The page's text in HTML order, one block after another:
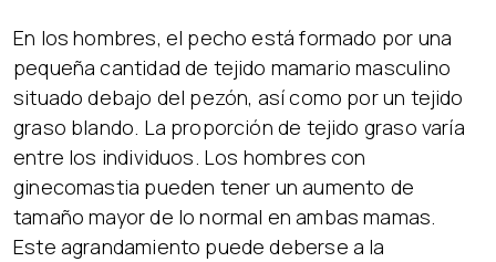
En los hombres, el pecho está formado por una
pequeña cantidad de tejido mamario masculino
situado debajo del pezón, así como por un tejido
graso blando. La proporción de tejido graso varía
entre los individuos. Los hombres con
ginecomastia pueden tener un aumento de
tamaño mayor de lo normal en ambas mamas.
Este agrandamiento puede deberse a la